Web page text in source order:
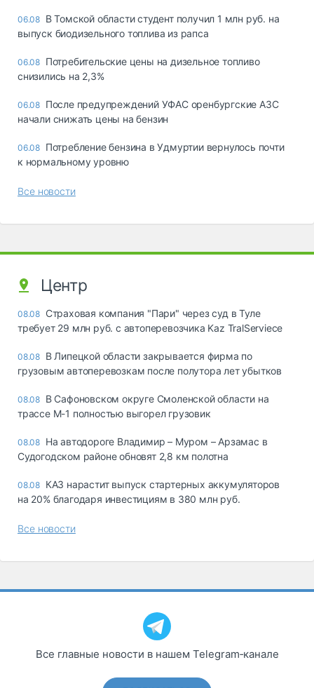
06.08 В Томской области студент получил 1 млн руб. на
выпуск биодизельного топлива из рапса
06.08 Потребительские цены на дизельное топливо
снизились на 2,3%
06.08 После предупреждений УФАС оренбургские АЗС
начали снижать цены на бензин
06.08 Потребление бензина в Удмуртии вернулось почти
к нормальному уровню
Все новости
Центр
08.08 Страховая компания "Пари" через суд в Туле
требует 29 млн руб. с автоперевозчика Kaz TralServiece
08.08 В Липецкой области закрывается фирма по
грузовым автоперевозкам после полутора лет убытков
08.08 В Сафоновском округе Смоленской области на
трассе М-1 полностью выгорел грузовик
08.08 На автодороге Владимир – Муром – Арзамас в
Судогодском районе обновят 2,8 км полотна
08.08 КАЗ нарастит выпуск стартерных аккумуляторов
на 20% благодаря инвестициям в 380 млн руб.
Все новости
Все главные новости в нашем Telegram‑канале